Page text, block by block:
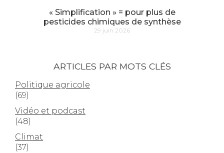
« Simplification » = pour plus de
pesticides chimiques de synthèse
29 juin 2026
ARTICLES PAR MOTS CLÉS
Politique agricole
(69)
Vidéo et podcast
(48)
Climat
(37)